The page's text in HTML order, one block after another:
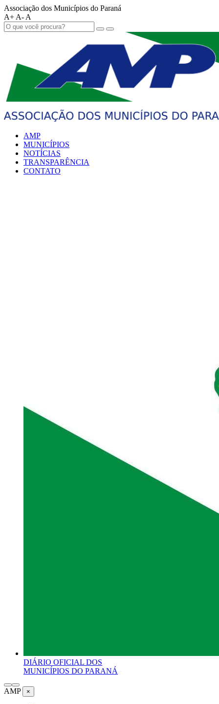
Associação dos Municípios do Paraná
A+ A- A
AMP
MUNICÍPIOS
NOTÍCIAS
TRANSPARÊNCIA
CONTATO
DIÁRIO OFICIAL DOS
MUNICÍPIOS DO PARANÁ
AMP ×